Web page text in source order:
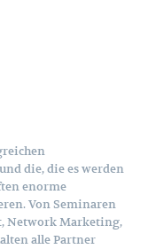
die, die es werden
enorme
Von Seminaren
Network Marketing,
alle Partner